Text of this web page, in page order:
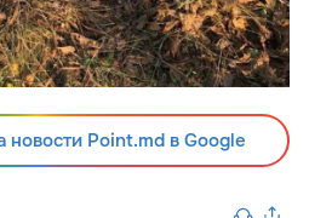
новости Point.md в Google